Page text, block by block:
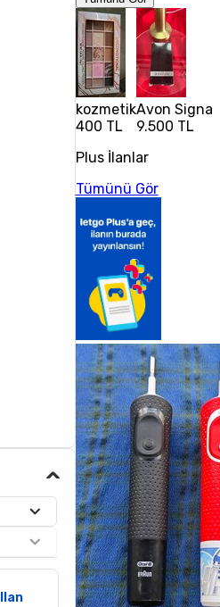
kozmetik
400 TL
Avon
9.500 TL
Plus İlanlar
Tümünü Gör